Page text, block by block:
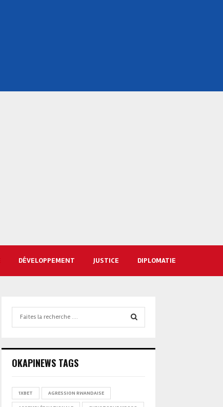
DÉVELOPPEMENT JUSTICE DIPLOMATIE
OKAPINEWS TAGS
1XBET AGRESSION RWANDAISE